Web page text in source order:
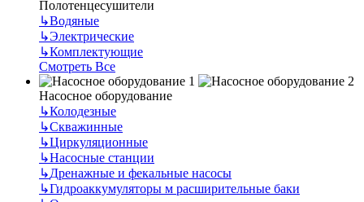
Полотенцесушители
↳Водяные
↳Электрические
↳Комплектующие
Смотреть Все
Насосное оборудование
↳Колодезные
↳Скважинные
↳Циркуляционные
↳Насосные станции
↳Дренажные и фекальные насосы
↳Гидроаккумуляторы м расширительные баки